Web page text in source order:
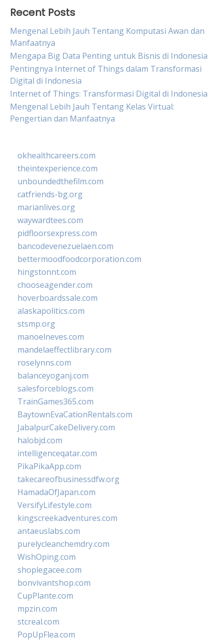
Recent Posts
Mengenal Lebih Jauh Tentang Komputasi Awan dan
Manfaatnya
Mengapa Big Data Penting untuk Bisnis di Indonesia
Pentingnya Internet of Things dalam Transformasi
Digital di Indonesia
Internet of Things: Transformasi Digital di Indonesia
Mengenal Lebih Jauh Tentang Kelas Virtual:
Pengertian dan Manfaatnya
okhealthcareers.com
theintexperience.com
unboundedthefilm.com
catfriends-bg.org
marianlives.org
waywardtees.com
pidfloorsexpress.com
bancodevenezuelaen.com
bettermoodfoodcorporation.com
hingstonnt.com
chooseagender.com
hoverboardssale.com
alaskapolitics.com
stsmp.org
manoelneves.com
mandelaeffectlibrary.com
roselynns.com
balanceyoganj.com
salesforceblogs.com
TrainGames365.com
BaytownEvaCationRentals.com
JabalpurCakeDelivery.com
halobjd.com
intelligenceqatar.com
PikaPikaApp.com
takecareofbusinessdfw.org
HamadaOfJapan.com
VersifyLifestyle.com
kingscreekadventures.com
antaeuslabs.com
purelycleanchemdry.com
WishOping.com
shoplegacee.com
bonvivantshop.com
CupPlante.com
mpzin.com
stcreal.com
PopUpFlea.com